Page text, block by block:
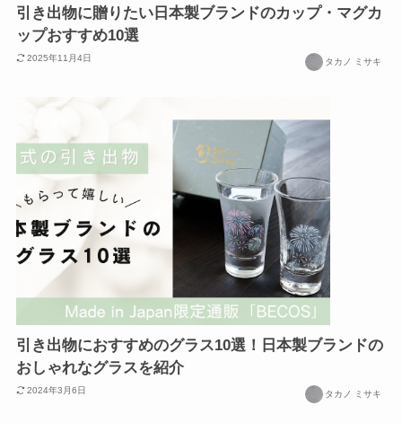
引き出物に贈りたい日本製ブランドのカップ・マグカ
ップおすすめ10選
2025年11月4日 タカノ ミサキ
引き出物におすすめのグラス10選！日本製ブランドの
おしゃれなグラスを紹介
2024年3月6日 タカノ ミサキ